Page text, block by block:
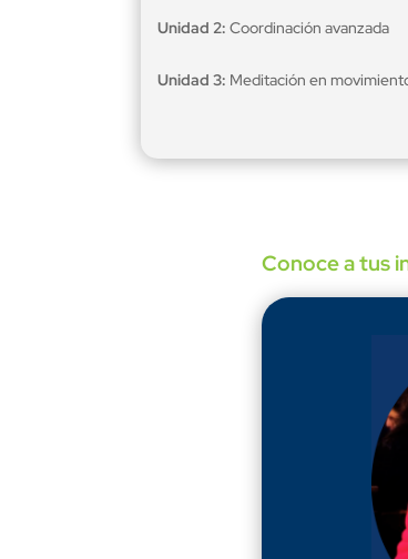
Unidad 2: Coordinación avanzada
Unidad 3: Meditación en
Conoce a tus